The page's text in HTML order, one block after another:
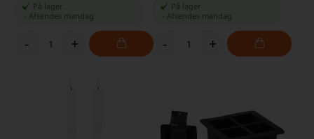
På lager
-Afsendes mandag
- +
På lager
Afsendes mandag
- +